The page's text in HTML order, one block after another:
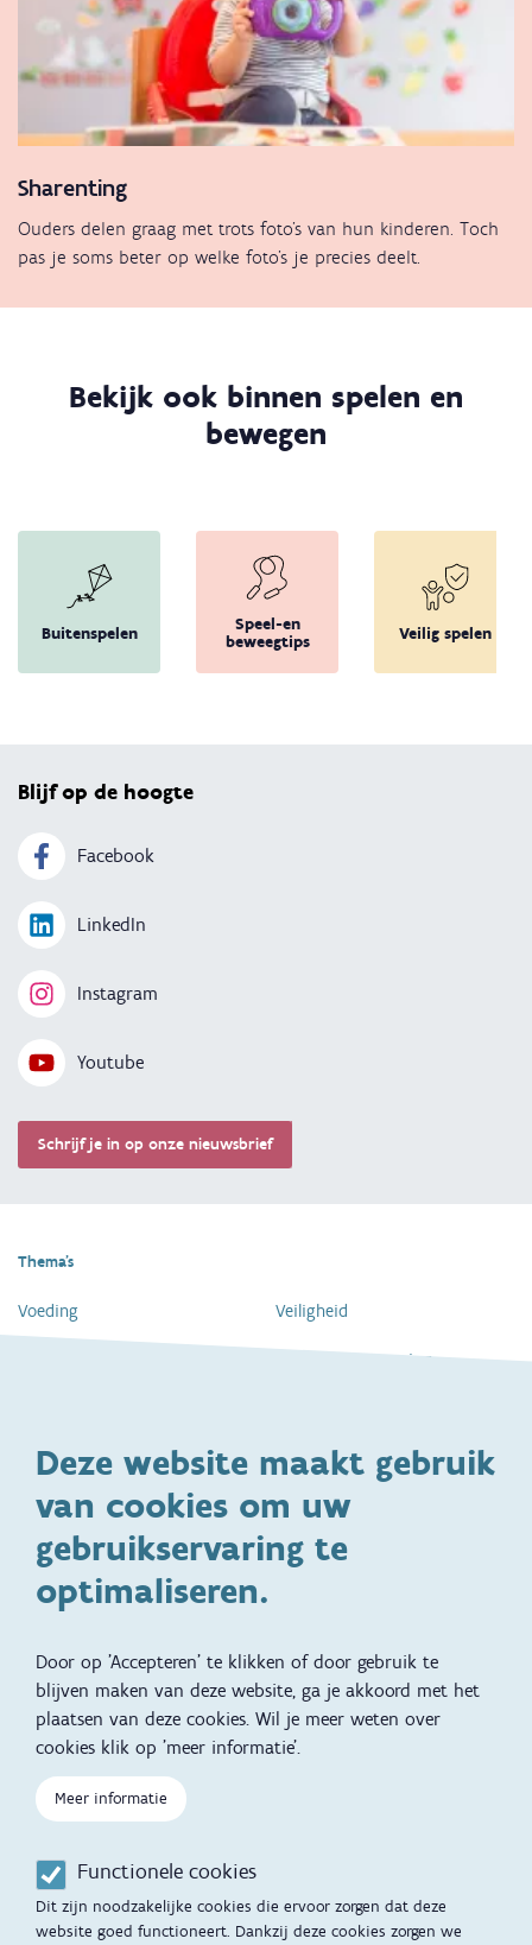
Deze website maakt gebruik
van cookies om uw
gebruikservaring te
optimaliseren.
Door op 'Accepteren' te klikken of door gebruik te
blijven maken van deze website, ga je akkoord met het
plaatsen van deze cookies. Wil je meer weten over
cookies klik op 'meer informatie'.
Meer informatie
Functionele cookies
Dit zijn noodzakelijke cookies die ervoor zorgen dat deze
website goed functioneert. Dankzij deze cookies zorgen we
Sharenting
Ouders delen graag met trots foto's van hun kinderen. Toch
pas je soms beter op welke foto's je precies deelt.
Bekijk ook binnen spelen en
bewegen
Buitenspelen
Speel-en
beweegtips
Veilig spelen
Blijf op de hoogte
Facebook
LinkedIn
Instagram
Youtube
Schrijf je in op onze nieuwsbrief
Thema's
Voeding
Ontwikkeling en gedrag
Specifieke
ondersteuningsbehoefte
Zwangerschap en geboorte
Slapen
Veiligheid
Dagelijkse verzorging
Gezinsleven
Adoptie
Kinderwens
Voet
Kind en Gezin diensten
Aanbod tijdens de
zwangerschap
Opvoedingsondersteuning
Vertalingen
Mijn Opgroeien